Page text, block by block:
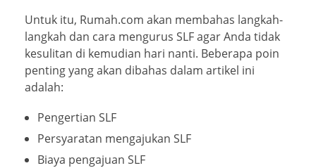
Untuk itu, Rumah.com akan membahas langkah-
langkah dan cara mengurus SLF agar Anda tidak
kesulitan di kemudian hari nanti. Beberapa poin
penting yang akan dibahas dalam artikel ini
adalah:
Pengertian SLF
Persyaratan mengajukan SLF
Biaya pengajuan SLF